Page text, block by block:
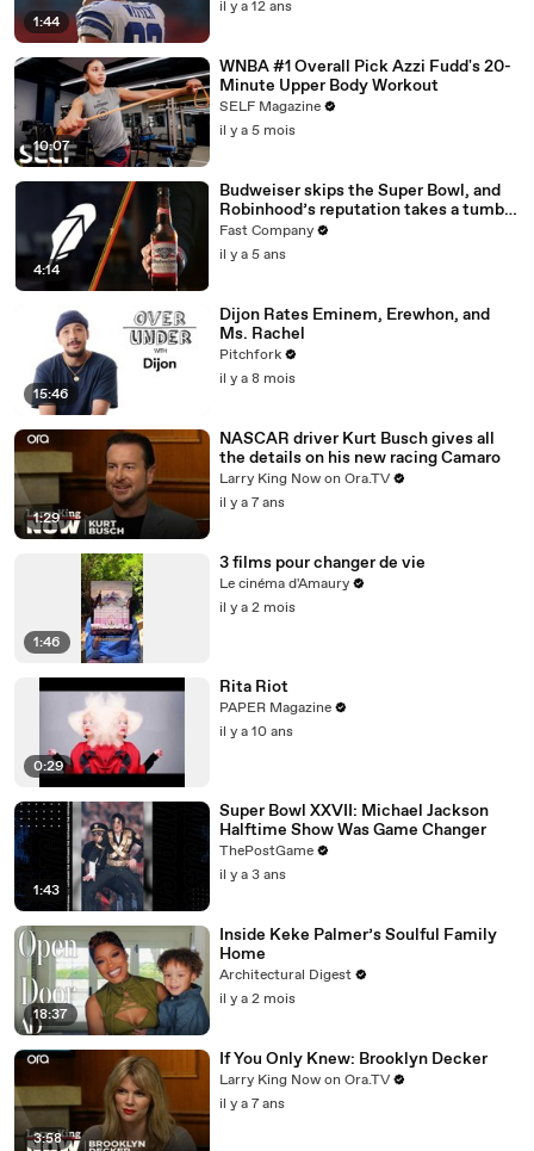
1:44
il y a 12 ans
10:07
WNBA #1 Overall Pick Azzi Fudd's 20-
Minute Upper Body Workout
SELF Magazine
il y a 5 mois
4:14
Budweiser skips the Super Bowl, and
Robinhood’s reputation takes a tumble
—brand hit and miss of the week
Fast Company
il y a 5 ans
15:46
Dijon Rates Eminem, Erewhon, and
Ms. Rachel
Pitchfork
il y a 8 mois
1:29
NASCAR driver Kurt Busch gives all
the details on his new racing Camaro
Larry King Now on Ora.TV
il y a 7 ans
1:46
3 films pour changer de vie
Le cinéma d'Amaury
il y a 2 mois
0:29
Rita Riot
PAPER Magazine
il y a 10 ans
1:43
Super Bowl XXVII: Michael Jackson
Halftime Show Was Game Changer
ThePostGame
il y a 3 ans
18:37
Inside Keke Palmer’s Soulful Family
Home
Architectural Digest
il y a 2 mois
3:58
If You Only Knew: Brooklyn Decker
Larry King Now on Ora.TV
il y a 7 ans